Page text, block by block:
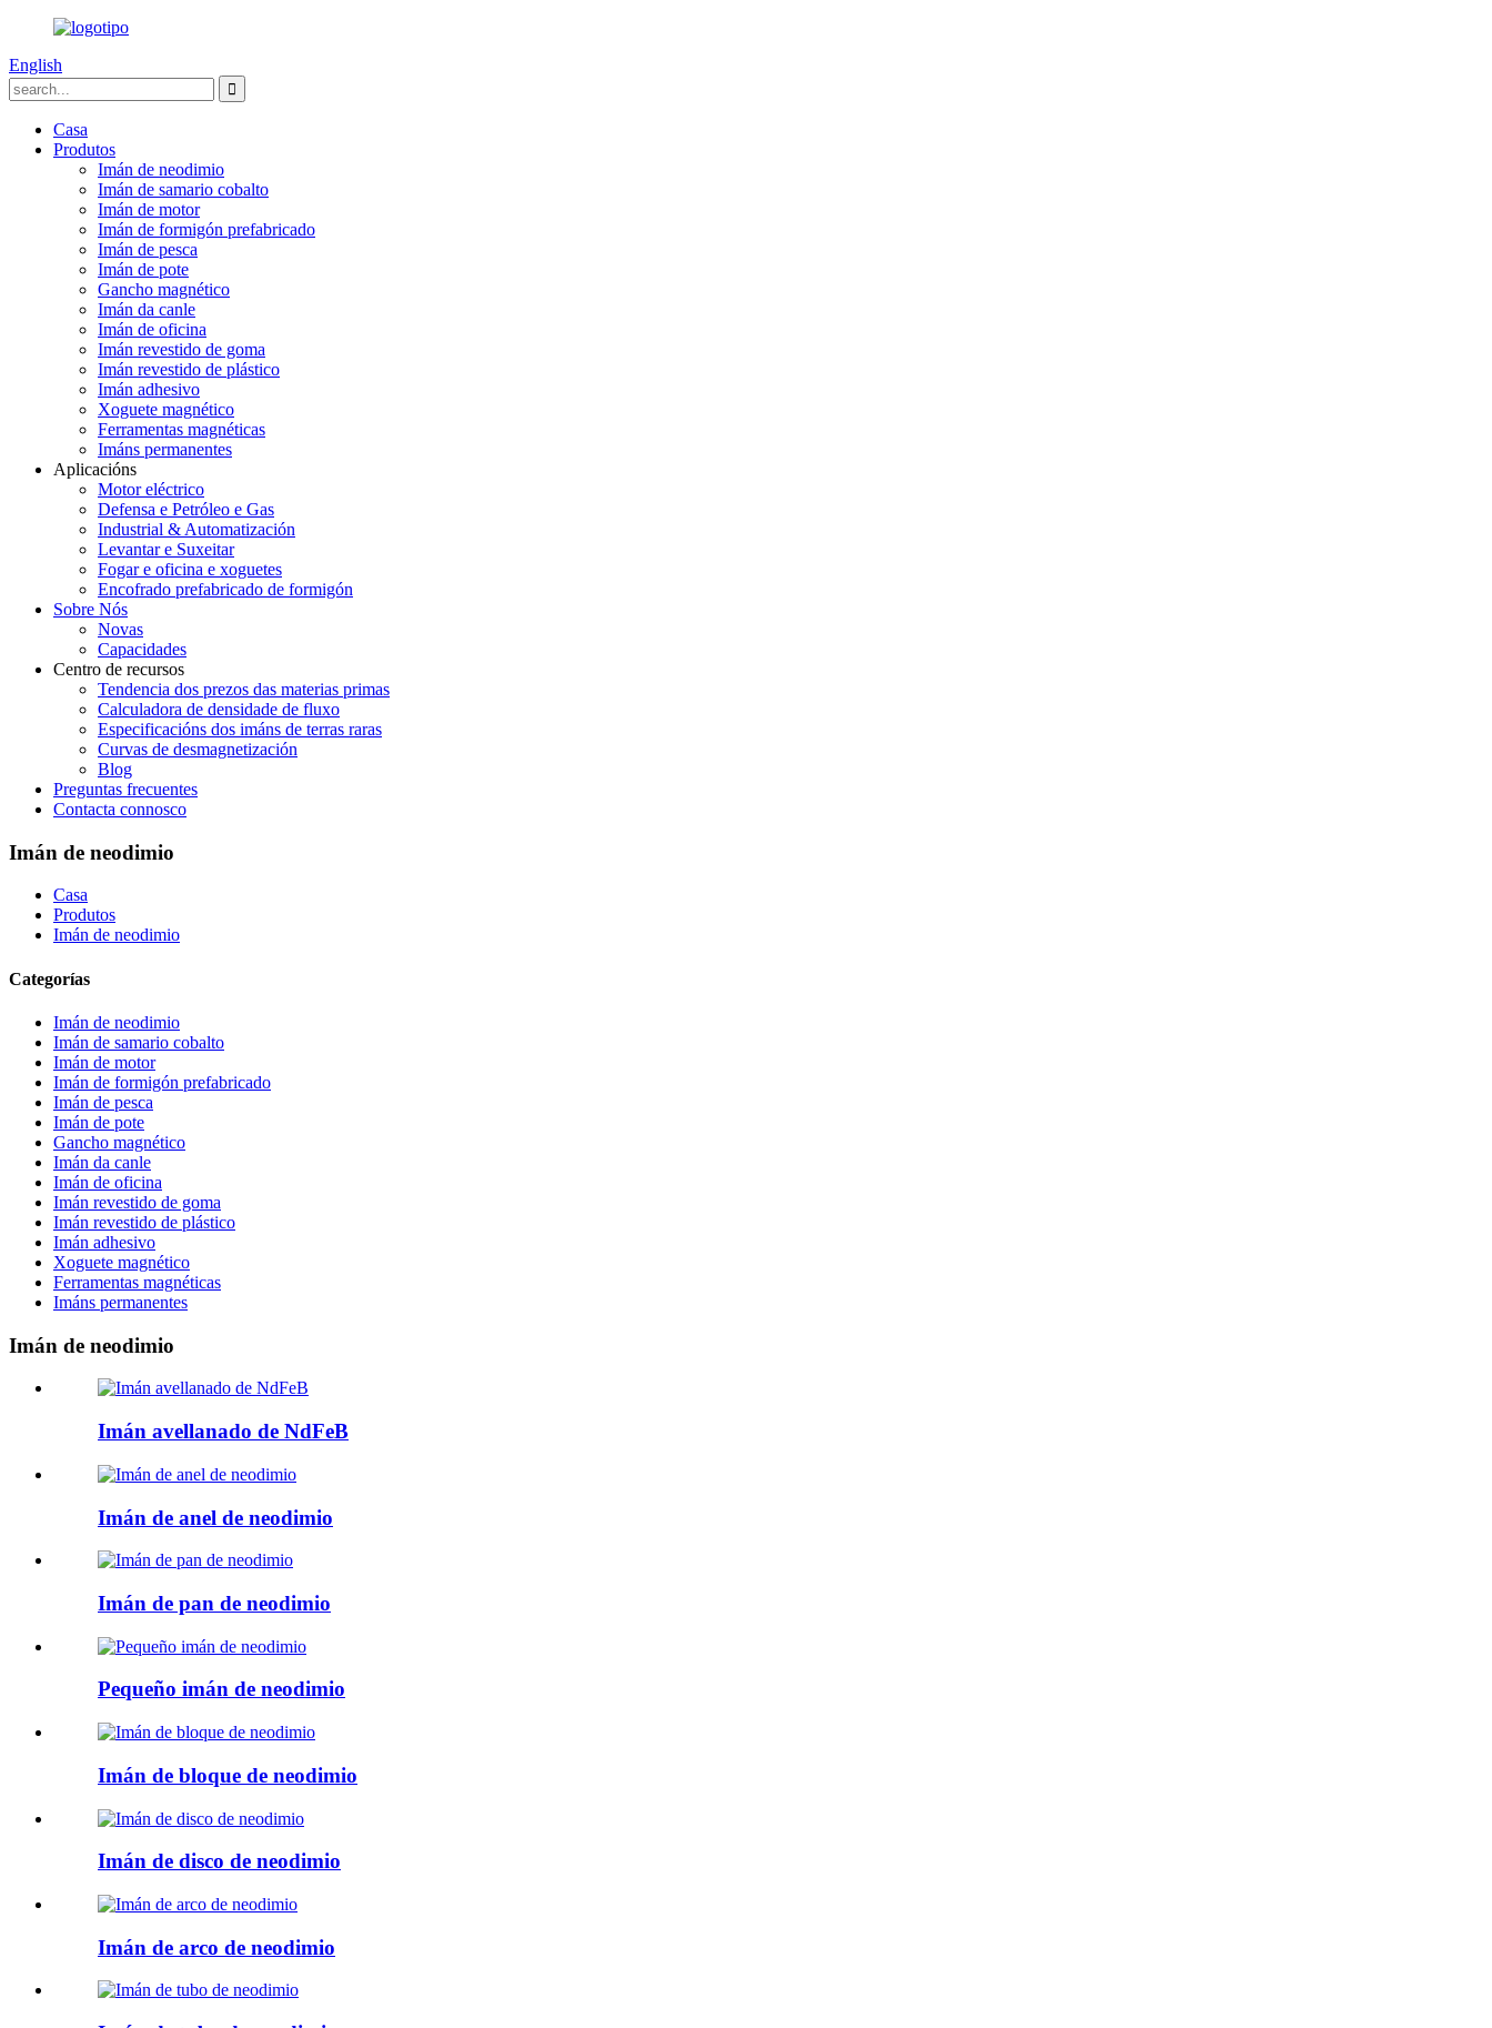
English
Casa
Produtos
Imán de neodimio
Imán de samario cobalto
Imán de motor
Imán de formigón prefabricado
Imán de pesca
Imán de pote
Gancho magnético
Imán da canle
Imán de oficina
Imán revestido de goma
Imán revestido de plástico
Imán adhesivo
Xoguete magnético
Ferramentas magnéticas
Imáns permanentes
Aplicacións
Motor eléctrico
Defensa e Petróleo e Gas
Industrial & Automatización
Levantar e Suxeitar
Fogar e oficina e xoguetes
Encofrado prefabricado de formigón
Sobre Nós
Novas
Capacidades
Centro de recursos
Tendencia dos prezos das materias primas
Calculadora de densidade de fluxo
Especificacións dos imáns de terras raras
Curvas de desmagnetización
Blog
Preguntas frecuentes
Contacta connosco
Imán de neodimio
Casa
Produtos
Imán de neodimio
Categorías
Imán de neodimio
Imán de samario cobalto
Imán de motor
Imán de formigón prefabricado
Imán de pesca
Imán de pote
Gancho magnético
Imán da canle
Imán de oficina
Imán revestido de goma
Imán revestido de plástico
Imán adhesivo
Xoguete magnético
Ferramentas magnéticas
Imáns permanentes
Imán de neodimio
Imán avellanado de NdFeB
Imán de anel de neodimio
Imán de pan de neodimio
Pequeño imán de neodimio
Imán de bloque de neodimio
Imán de disco de neodimio
Imán de arco de neodimio